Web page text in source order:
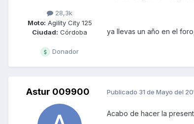
28,3k
Moto: Agility City 125
Ciudad: Córdoba
Donador
ya llevas un año en el
Astur 009900 Publicado 31 de Mayo del
Acabo de hacer la